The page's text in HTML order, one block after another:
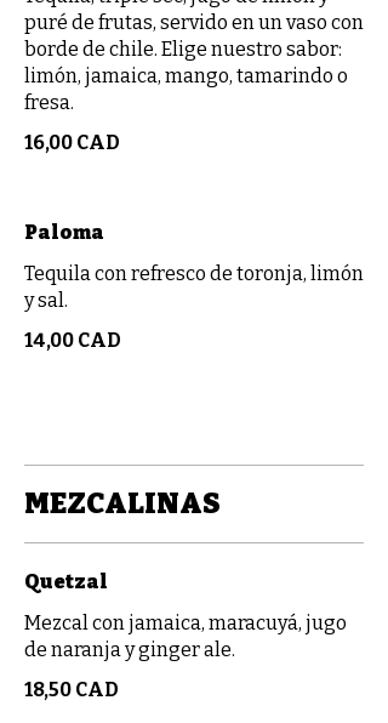
puré de frutas, servido en un vaso con
borde de chile. Elige nuestro sabor:
limón, jamaica, mango, tamarindo o
fresa.
16,00 CAD
Paloma
Tequila con refresco de toronja, limón
y sal.
14,00 CAD
MEZCALINAS
Quetzal
Mezcal con jamaica, maracuyá, jugo
de naranja y ginger ale.
18,50 CAD